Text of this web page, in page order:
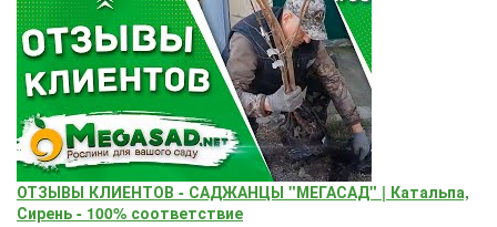
ОТЗЫВЫ КЛИЕНТОВ - САДЖАНЦЫ "МЕГАСАД" | Катальпа,
Сирень - 100% соответствие